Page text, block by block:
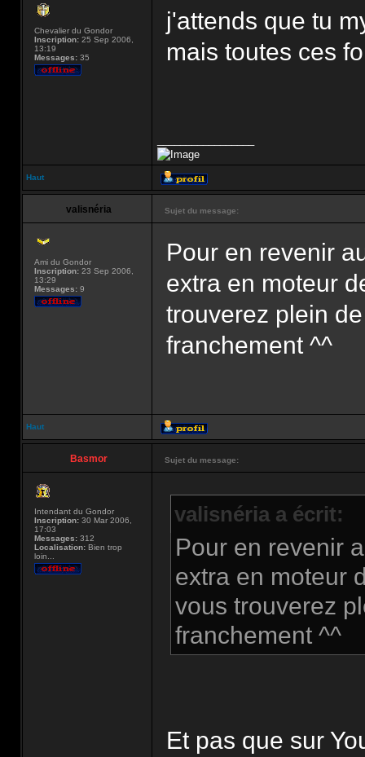
Chevalier du Gondor
Inscription: 25 Sep 2006,
13:19
Messages: 35
j'attends que tu
mais toutes ces
Haut
valisnéria Sujet du message:
Ami du Gondor
Inscription: 23 Sep 2006,
13:29
Messages: 9
Pour en revenir
extra en moteur
trouverez plein
franchement ^^
Haut
Basmor Sujet du message:
Intendant du Gondor
Inscription: 30 Mar 2006,
17:03
Messages: 312
Localisation: Bien trop
loin...
valisnéria a écrit:
Pour en revenir
extra en moteur
vous trouverez
franchement ^^
Et pas que sur